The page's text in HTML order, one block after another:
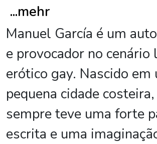
...mehr
Manuel García é um
e provocador no
erótico gay. Nascido em
pequena cidade
sempre teve uma forte
escrita e uma